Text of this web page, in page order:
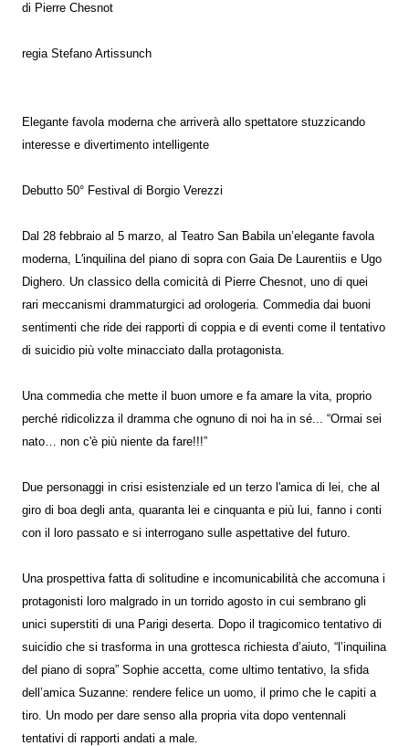
di Pierre Chesnot
regia Stefano Artissunch
Elegante favola moderna che arriverà allo spettatore stuzzicando
interesse e divertimento intelligente
Debutto 50° Festival di Borgio Verezzi
Dal 28 febbraio al 5 marzo, al Teatro San Babila un’elegante favola
moderna, L'inquilina del piano di sopra con Gaia De Laurentiis e Ugo
Dighero. Un classico della comicità di Pierre Chesnot, uno di quei
rari meccanismi drammaturgici ad orologeria. Commedia dai buoni
sentimenti che ride dei rapporti di coppia e di eventi come il tentativo
di suicidio più volte minacciato dalla protagonista.
Una commedia che mette il buon umore e fa amare la vita, proprio
perché ridicolizza il dramma che ognuno di noi ha in sé... “Ormai sei
nato… non c'è più niente da fare!!!”
Due personaggi in crisi esistenziale ed un terzo l'amica di lei, che al
giro di boa degli anta, quaranta lei e cinquanta e più lui, fanno i conti
con il loro passato e si interrogano sulle aspettative del futuro.
Una prospettiva fatta di solitudine e incomunicabilità che accomuna i
protagonisti loro malgrado in un torrido agosto in cui sembrano gli
unici superstiti di una Parigi deserta. Dopo il tragicomico tentativo di
suicidio che si trasforma in una grottesca richiesta d’aiuto, “l’inquilina
del piano di sopra” Sophie accetta, come ultimo tentativo, la sfida
dell’amica Suzanne: rendere felice un uomo, il primo che le capiti a
tiro. Un modo per dare senso alla propria vita dopo ventennali
tentativi di rapporti andati a male.